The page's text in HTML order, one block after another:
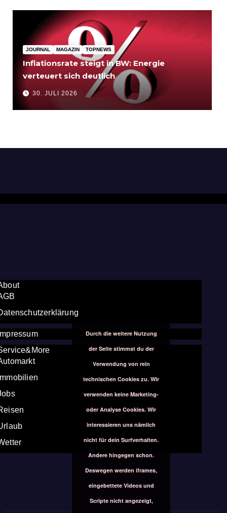
JOURNAL MAGAZIN TOPNEWS
Inflationsrate steigt in BW: Energie
verteuert sich deutlich
30. JULI 2026
Durch die weitere Nutzung
der Seite stimmst du der
Verwendung von rein
technischen Cookies zu. Wir
verwenden keine Marketing-
oder Analyse Cookies. Wir
interessieren uns nämlich
nicht für dein Surfverhalten.
Andere hingegen schon.
Deswegen werden iframes,
eingebettete Videos und
Scripte nicht angezeigt,